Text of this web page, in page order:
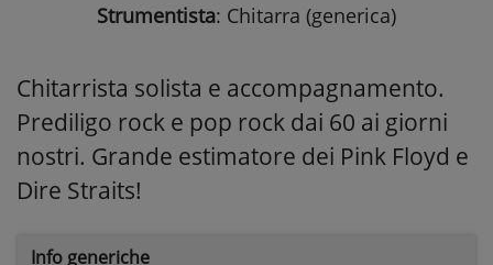
Strumentista: Chitarra (generica)
Chitarrista solista e accompagnamento.
Prediligo rock e pop rock dai 60 ai giorni
nostri. Grande estimatore dei Pink Floyd e
Dire Straits!
Info generiche